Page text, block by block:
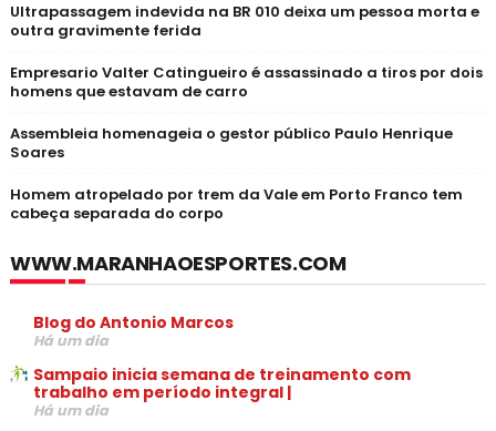
Ultrapassagem indevida na BR 010 deixa um pessoa morta e
outra gravimente ferida
Empresario Valter Catingueiro é assassinado a tiros por dois
homens que estavam de carro
Assembleia homenageia o gestor público Paulo Henrique
Soares
Homem atropelado por trem da Vale em Porto Franco tem
cabeça separada do corpo
WWW.MARANHAOESPORTES.COM
Blog do Antonio Marcos
Há um dia
Sampaio inicia semana de treinamento com
trabalho em período integral |
Há um dia